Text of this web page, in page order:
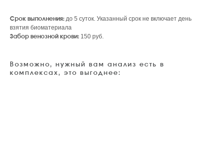
Срок выполнения: до 5 суток. Указанный срок не включает день
взятия биоматериала
Забор венозной крови: 150 руб.
Возможно, нужный вам анализ есть в
комплексах, это выгоднее: